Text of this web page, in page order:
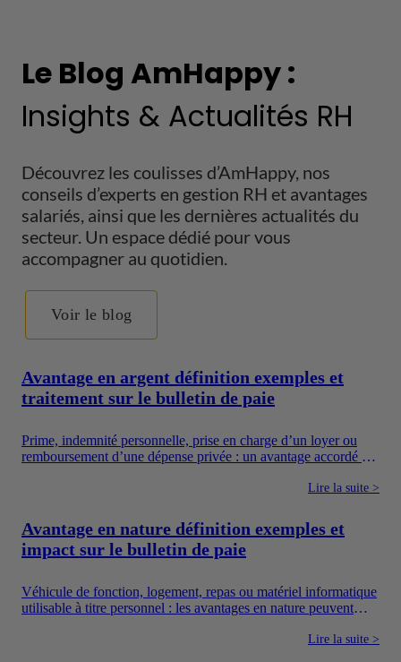
Le Blog AmHappy :
Insights & Actualités RH
Découvrez les coulisses d’AmHappy, nos
conseils d’experts en gestion RH et avantages
salariés, ainsi que les dernières actualités du
secteur. Un espace dédié pour vous
accompagner au quotidien.
Voir le blog
Avantage en argent définition exemples et
traitement sur le bulletin de paie
Prime, indemnité personnelle, prise en charge d’un loyer ou
remboursement d’une dépense privée : un avantage accordé en
autant, toutes les sommes versées par une entreprise ne suivent
rémunération, les avantages en argent, les frais professionnels
et les dispositifs sociaux dont l’utilisation est encadrée.
Lire la suite >
Avantage en nature définition exemples et
impact sur le bulletin de paie
Véhicule de fonction, logement, repas ou matériel informatique
utilisable à titre personnel : les avantages en nature peuvent
également un moyen pour l’entreprise de proposer uneLire la suite >